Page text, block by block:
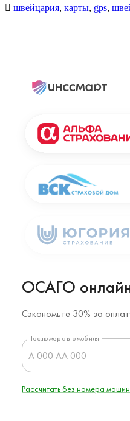
швейцария, карты, gps,